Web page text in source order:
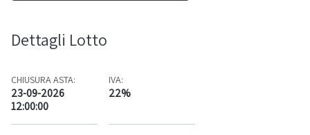
Dettagli Lotto
CHIUSURA ASTA:
23-09-2026
12:00:00
IVA:
22%